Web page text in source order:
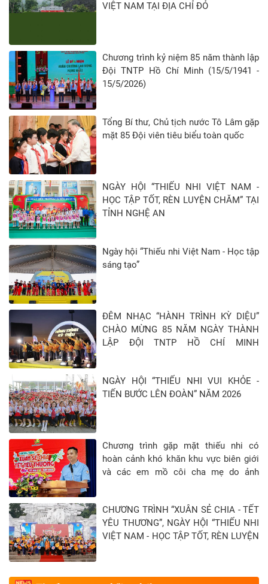
VIỆT NAM TẠI ĐỊA CHỈ ĐỎ
Chương trình kỷ niệm 85 năm thành lập
Đội TNTP Hồ Chí Minh (15/5/1941 -
15/5/2026)
Tổng Bí thư, Chủ tịch nước Tô Lâm gặp
mặt 85 Đội viên tiêu biểu toàn quốc
NGÀY HỘI “THIẾU NHI VIỆT NAM -
HỌC TẬP TỐT, RÈN LUYỆN CHĂM” TẠI
TỈNH NGHỆ AN
Ngày hội “Thiếu nhi Việt Nam - Học tập
sáng tạo”
ĐÊM NHẠC “HÀNH TRÌNH KỲ DIỆU”
CHÀO MỪNG 85 NĂM NGÀY THÀNH
LẬP ĐỘI TNTP HỒ CHÍ MINH
NGÀY HỘI “THIẾU NHI VUI KHỎE -
TIẾN BƯỚC LÊN ĐOÀN” NĂM 2026
Chương trình gặp mặt thiếu nhi có
hoàn cảnh khó khăn khu vực biên giới
và các em mồ côi cha mẹ do ảnh
chia - Tết yêu thương” năm 2026
CHƯƠNG TRÌNH “XUÂN SẺ CHIA - TẾT
YÊU THƯƠNG”, NGÀY HỘI “THIẾU NHI
VIỆT NAM - HỌC TẬP TỐT, RÈN LUYỆN